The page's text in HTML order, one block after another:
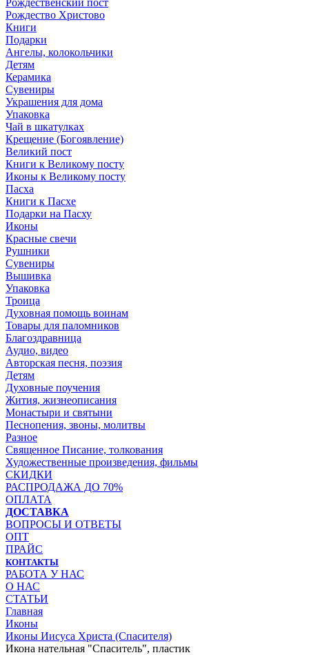
Рождественский пост
Рождество Христово
Книги
Подарки
Ангелы, колокольчики
Детям
Керамика
Сувениры
Украшения для дома
Упаковка
Чай в шкатулках
Крещение (Богоявление)
Великий пост
Книги к Великому посту
Иконы к Великому посту
Пасха
Книги к Пасхе
Подарки на Пасху
Иконы
Красные свечи
Рушники
Сувениры
Вышивка
Упаковка
Троица
Духовная помощь воинам
Товары для паломников
Благоздравница
Аудио, видео
Авторская песня, поэзия
Детям
Духовные поучения
Жития, жизнеописания
Монастыри и святыни
Песнопения, звоны, молитвы
Разное
Священное Писание, толкования
Художественные произведения, фильмы
СКИДКИ
РАСПРОДАЖА ДО 70%
ОПЛАТА
ДОСТАВКА
ВОПРОСЫ И ОТВЕТЫ
ОПТ
ПРАЙС
КОНТАКТЫ
РАБОТА У НАС
О НАС
СТАТЬИ
Главная
Иконы
Иконы Иисуса Христа (Спасителя)
Икона нательная "Спаситель", пластик